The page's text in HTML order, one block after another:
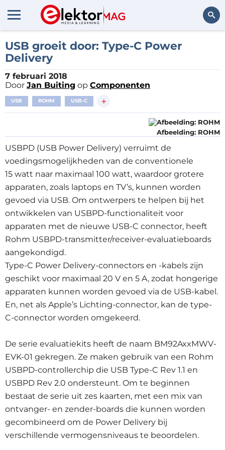
USB groeit door: Type-C Power
Delivery
7 februari 2018
Door Jan Buiting op Componenten
USB ROHM USB-C +
Afbeelding: ROHM
USBPD (USB Power Delivery) verruimt de
voedingsmogelijkheden van de conventionele
15 watt naar maximaal 100 watt, waardoor grotere
apparaten, zoals laptops en TV’s, kunnen worden
gevoed via USB. Om ontwerpers te helpen bij het
ontwikkelen van USBPD-functionaliteit voor
apparaten met de nieuwe USB-C connector, heeft
Rohm USBPD-transmitter/receiver-evaluatieboards
aangekondigd.
Type-C Power Delivery-connectors en -kabels zijn
geschikt voor maximaal 20 V en 5 A, zodat hongerige
apparaten kunnen worden gevoed via de USB-kabel.
En, net als Apple’s Lichting-connector, kan de type-
C-connector worden omgekeerd.
De serie evaluatiekits heeft de naam BM92AxxMWV-
EVK-01 gekregen. Ze maken gebruik van een Rohm
USBPD-controllerchip die USB Type-C Rev 1.1 en
USBPD Rev 2.0 ondersteunt. Om te beginnen
bestaat de serie uit zes kaarten, met een mix van
ontvanger- en zender-boards die kunnen worden
gecombineerd om de Power Delivery bij
verschillende vermogensniveaus te beoordelen.